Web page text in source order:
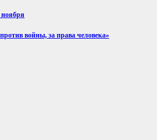
войны, за права человека»